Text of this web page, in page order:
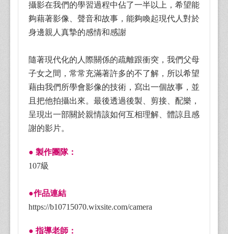
攝影在我們的學習過程中佔了一半以上，希望能
夠藉著影像、聲音和故事，能夠喚起現代人對於
身邊親人真摯的感情和感謝
隨著現代化的人際關係的疏離跟衝突，我們父母
子女之間，常常充滿著許多的不了解，所以希望
藉由我們所學會影像的技術，寫出一個故事，並
且把他拍攝出來。最後透過後製、剪接、配樂，
呈現出一部關於親情該如何互相理解、體諒且感
謝的影片。
● 製作團隊：
107級
●作品連結
https://b10715070.wixsite.com/camera
● 指導老師：